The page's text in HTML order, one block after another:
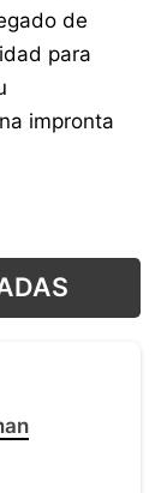
de
para
impronta